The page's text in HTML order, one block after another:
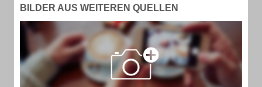
BILDER AUS WEITEREN QUELLEN